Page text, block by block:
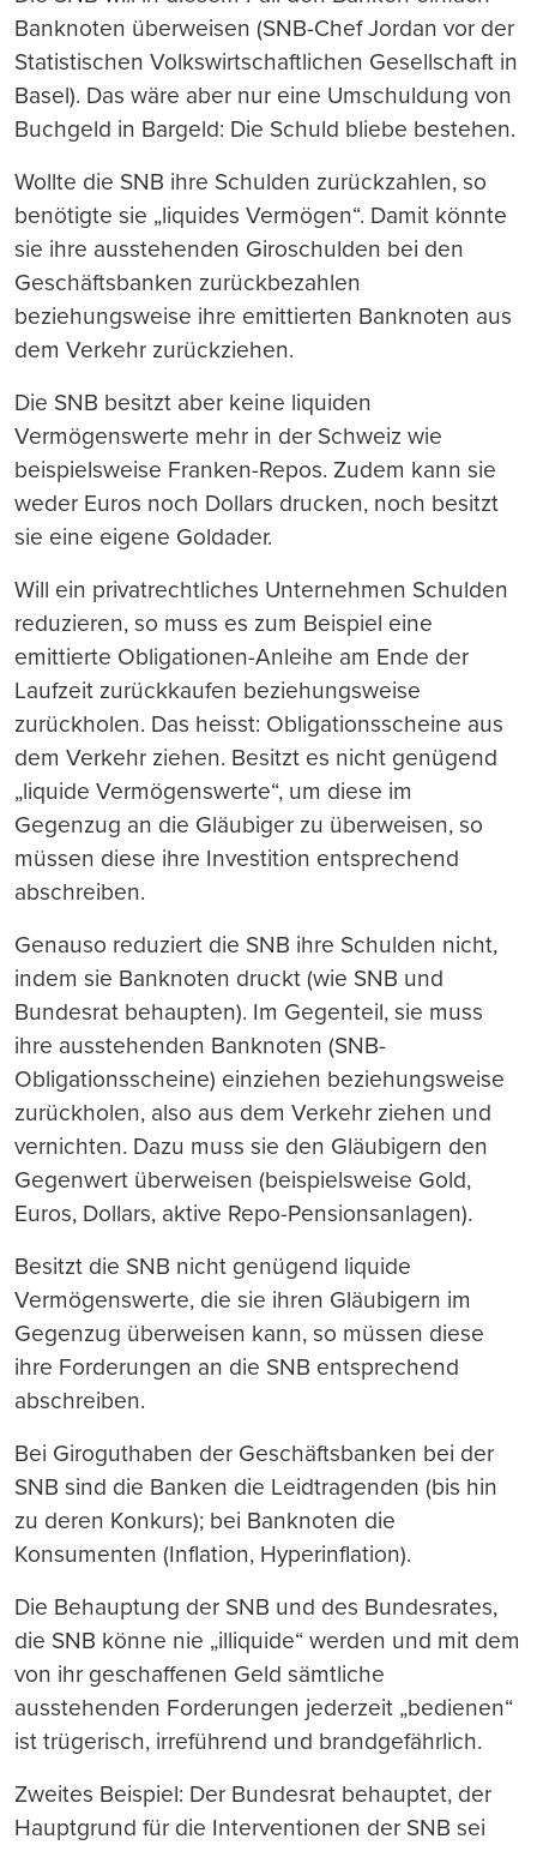
Banknoten überweisen (SNB-Chef Jordan vor der
Statistischen Volkswirtschaftlichen Gesellschaft in
Basel). Das wäre aber nur eine Umschuldung von
Buchgeld in Bargeld: Die Schuld bliebe bestehen.
Wollte die SNB ihre Schulden zurückzahlen, so
benötigte sie „liquides Vermögen“. Damit könnte
sie ihre ausstehenden Giroschulden bei den
Geschäftsbanken zurückbezahlen
beziehungsweise ihre emittierten Banknoten aus
dem Verkehr zurückziehen.
Die SNB besitzt aber keine liquiden
Vermögenswerte mehr in der Schweiz wie
beispielsweise Franken-Repos. Zudem kann sie
weder Euros noch Dollars drucken, noch besitzt
sie eine eigene Goldader.
Will ein privatrechtliches Unternehmen Schulden
reduzieren, so muss es zum Beispiel eine
emittierte Obligationen-Anleihe am Ende der
Laufzeit zurückkaufen beziehungsweise
zurückholen. Das heisst: Obligationsscheine aus
dem Verkehr ziehen. Besitzt es nicht genügend
„liquide Vermögenswerte“, um diese im
Gegenzug an die Gläubiger zu überweisen, so
müssen diese ihre Investition entsprechend
abschreiben.
Genauso reduziert die SNB ihre Schulden nicht,
indem sie Banknoten druckt (wie SNB und
Bundesrat behaupten). Im Gegenteil, sie muss
ihre ausstehenden Banknoten (SNB-
Obligationsscheine) einziehen beziehungsweise
zurückholen, also aus dem Verkehr ziehen und
vernichten. Dazu muss sie den Gläubigern den
Gegenwert überweisen (beispielsweise Gold,
Euros, Dollars, aktive Repo-Pensionsanlagen).
Besitzt die SNB nicht genügend liquide
Vermögenswerte, die sie ihren Gläubigern im
Gegenzug überweisen kann, so müssen diese
ihre Forderungen an die SNB entsprechend
abschreiben.
Bei Giroguthaben der Geschäftsbanken bei der
SNB sind die Banken die Leidtragenden (bis hin
zu deren Konkurs); bei Banknoten die
Konsumenten (Inflation, Hyperinflation).
Die Behauptung der SNB und des Bundesrates,
die SNB könne nie „illiquide“ werden und mit dem
von ihr geschaffenen Geld sämtliche
ausstehenden Forderungen jederzeit „bedienen“
ist trügerisch, irreführend und brandgefährlich.
Zweites Beispiel: Der Bundesrat behauptet, der
Hauptgrund für die Interventionen der SNB sei